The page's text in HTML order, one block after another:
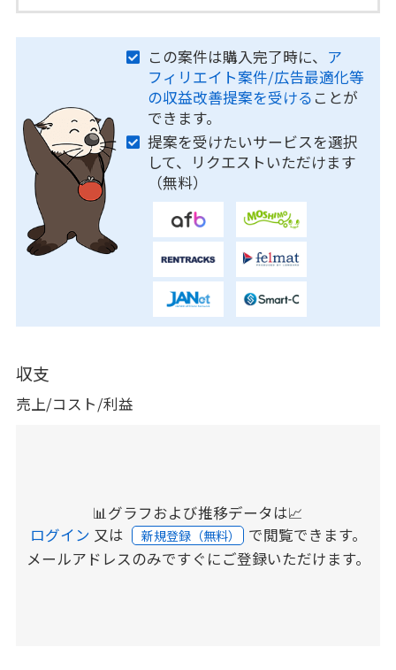
この案件は購入完了時に、 ア
フィリエイト案件/広告最適化等
の収益改善提案を受ける ことが
できます。
提案を受けたいサービスを選択
して、リクエストいただけます
（無料）
収支
売上/コスト/利益
📊グラフおよび推移データは📈
ログイン 又は 新規登録（無料） で閲覧できます。
メールアドレスのみですぐにご登録いただけます。